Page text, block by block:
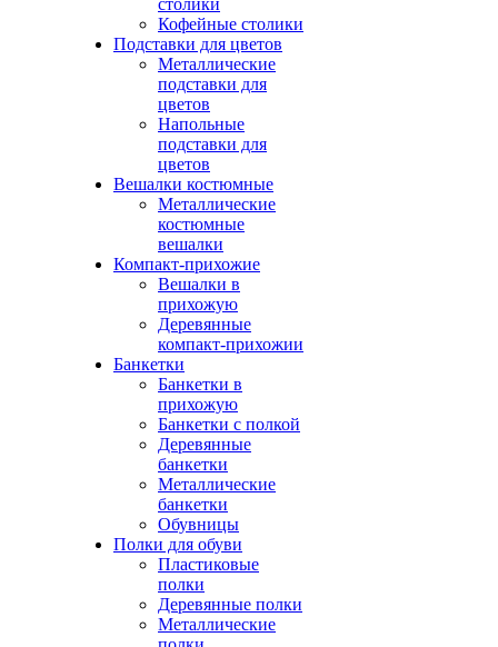
столики
Кофейные столики
Подставки для цветов
Металлические
подставки для
цветов
Напольные
подставки для
цветов
Вешалки костюмные
Металлические
костюмные
вешалки
Компакт-прихожие
Вешалки в
прихожую
Деревянные
компакт-прихожии
Банкетки
Банкетки в
прихожую
Банкетки с полкой
Деревянные
банкетки
Металлические
банкетки
Обувницы
Полки для обуви
Пластиковые
полки
Деревянные полки
Металлические